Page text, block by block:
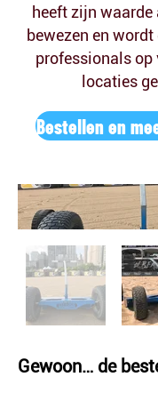
heeft zijn
bewezen en
professionals op
locaties
Bestellen en
Gewoon… de